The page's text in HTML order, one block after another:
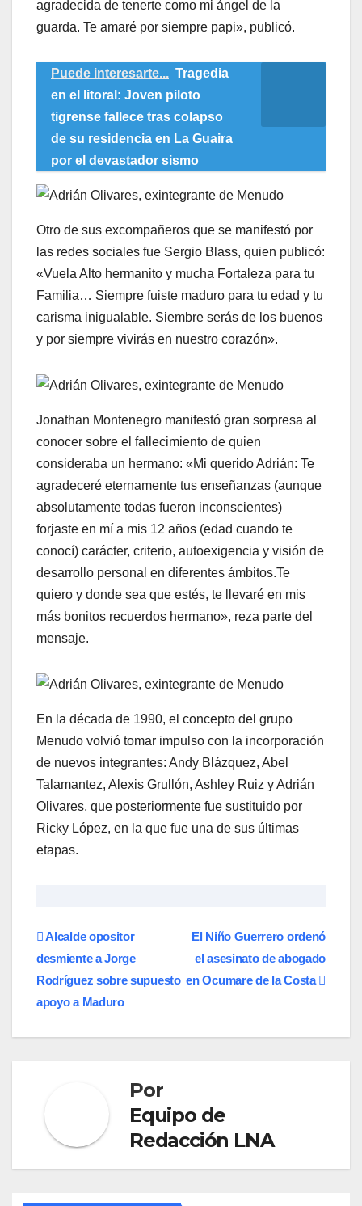
agradecida de tenerte como mi ángel de la
guarda. Te amaré por siempre papi», publicó.
Puede interesarte... Tragedia
en el litoral: Joven piloto
tigrense fallece tras colapso
de su residencia en La Guaira
por el devastador sismo
Otro de sus excompañeros que se manifestó por
las redes sociales fue Sergio Blass, quien publicó:
«Vuela Alto hermanito y mucha Fortaleza para tu
Familia… Siempre fuiste maduro para tu edad y tu
carisma inigualable. Siembre serás de los buenos
y por siempre vivirás en nuestro corazón».
Jonathan Montenegro manifestó gran sorpresa al
conocer sobre el fallecimiento de quien
consideraba un hermano: «Mi querido Adrián: Te
agradeceré eternamente tus enseñanzas (aunque
absolutamente todas fueron inconscientes)
forjaste en mí a mis 12 años (edad cuando te
conocí) carácter, criterio, autoexigencia y visión de
desarrollo personal en diferentes ámbitos.Te
quiero y donde sea que estés, te llevaré en mis
más bonitos recuerdos hermano», reza parte del
mensaje.
En la década de 1990, el concepto del grupo
Menudo volvió tomar impulso con la incorporación
de nuevos integrantes: Andy Blázquez, Abel
Talamantez, Alexis Grullón, Ashley Ruiz y Adrián
Olivares, que posteriormente fue sustituido por
Ricky López, en la que fue una de sus últimas
etapas.
Navegación
de
entradas
El Niño Guerrero ordenó
el asesinato de abogado
en Ocumare de la Costa
Alcalde opositor
desmiente a Jorge
Rodríguez sobre supuesto
apoyo a Maduro
Por
Equipo de
Redacción LNA